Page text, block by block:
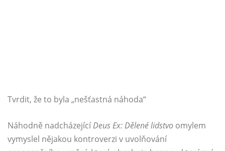
Tvrdit, že to byla „nešťastná náhoda“
Náhodně nadcházejícíDeus Ex: Dělené lidstvo omylem
vymyslel nějakou kontroverzi v uvolňování